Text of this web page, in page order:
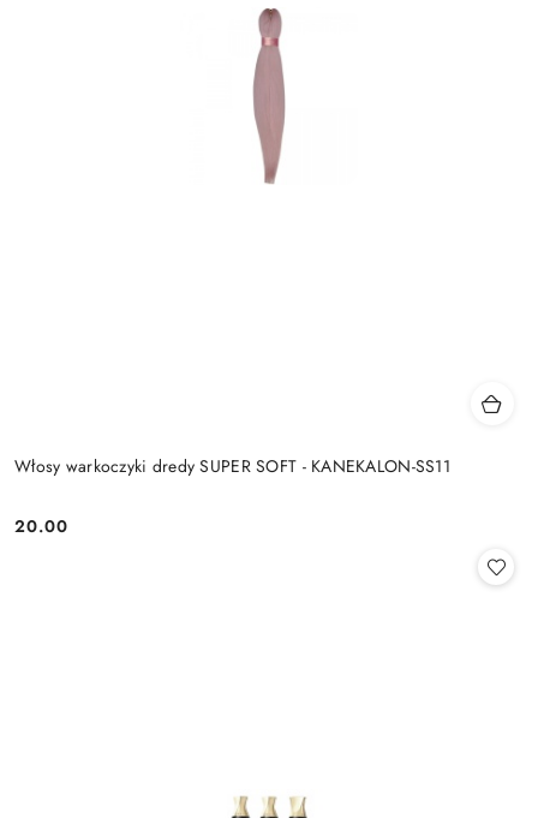
Włosy warkoczyki dredy SUPER SOFT - KANEKALON-SS11
Cena:
20.00